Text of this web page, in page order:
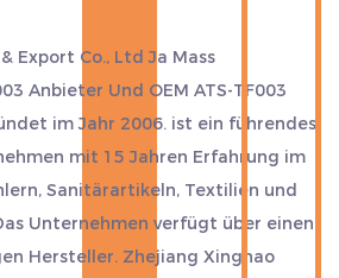
Export Co., Ltd Ja Mass
Anbieter Und OEM ATS-TF003
im Jahr 2006. ist ein führendes
mit 15 Jahren Erfahrung im
Sanitärartikeln, Textilien und
Unternehmen verfügt über einen
Hersteller. Zhejiang Xinghao